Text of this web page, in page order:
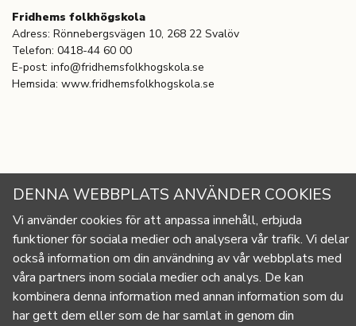
DENNA WEBBPLATS ANVÄNDER COOKIES
Vi använder cookies för att anpassa innehåll, erbjuda
funktioner för sociala medier och analysera vår trafik. Vi delar
också information om din användning av vår webbplats med
våra partners inom sociala medier och analys. De kan
kombinera denna information med annan information som du
har gett dem eller som de har samlat in genom din
Fridhems folkhögskola
Adress: Rönnebergsvägen 10, 268 22 Svalöv
Telefon: 0418-44 60 00
E-post: info@fridhemsfolkhogskola.se
Hemsida: www.fridhemsfolkhogskola.se